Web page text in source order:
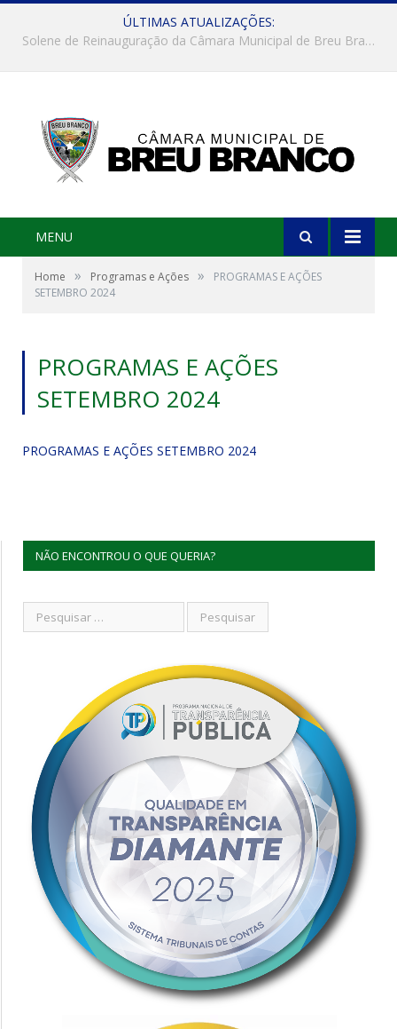
ÚLTIMAS ATUALIZAÇÕES:
Reunião com a equatorial
MENU
Home » Programas e Ações »
PROGRAMAS E AÇÕES
SETEMBRO 2024
PROGRAMAS E AÇÕES
SETEMBRO 2024
PROGRAMAS E AÇÕES SETEMBRO 2024
NÃO ENCONTROU O QUE QUERIA?